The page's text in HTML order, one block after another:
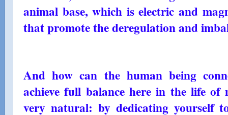
animal base, which is electric and
that promote the deregulation and
And how can the human being
achieve full balance here in the life
very natural: by dedicating yourself